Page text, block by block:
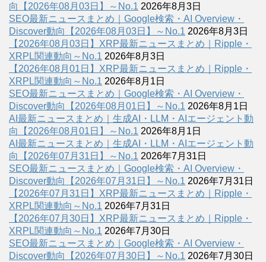
向【2026年08月03日】～No.1 2026年8月3日
SEO最新ニュースまとめ｜Google検索・AI Overview・
Discover動向【2026年08月03日】～No.1 2026年8月3日
【2026年08月03日】XRP最新ニュースまとめ｜Ripple・
XRPL関連動向～No.1 2026年8月3日
【2026年08月01日】XRP最新ニュースまとめ｜Ripple・
XRPL関連動向～No.1 2026年8月1日
SEO最新ニュースまとめ｜Google検索・AI Overview・
Discover動向【2026年08月01日】～No.1 2026年8月1日
AI最新ニュースまとめ｜生成AI・LLM・AIエージェント動
向【2026年08月01日】～No.1 2026年8月1日
AI最新ニュースまとめ｜生成AI・LLM・AIエージェント動
向【2026年07月31日】～No.1 2026年7月31日
SEO最新ニュースまとめ｜Google検索・AI Overview・
Discover動向【2026年07月31日】～No.1 2026年7月31日
【2026年07月31日】XRP最新ニュースまとめ｜Ripple・
XRPL関連動向～No.1 2026年7月31日
【2026年07月30日】XRP最新ニュースまとめ｜Ripple・
XRPL関連動向～No.1 2026年7月30日
SEO最新ニュースまとめ｜Google検索・AI Overview・
Discover動向【2026年07月30日】～No.1 2026年7月30日